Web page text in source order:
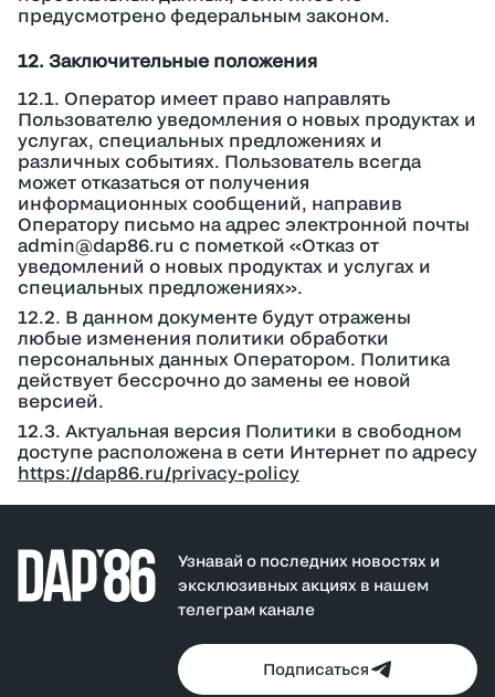
предусмотрено федеральным законом.
12. Заключительные положения
12.1. Оператор имеет право направлять
Пользователю уведомления о новых продуктах и
услугах, специальных предложениях и
различных событиях. Пользователь всегда
может отказаться от получения
информационных сообщений, направив
Оператору письмо на адрес электронной почты
admin@dap86.ru с пометкой «Отказ от
уведомлений о новых продуктах и услугах и
специальных предложениях».
12.2. В данном документе будут отражены
любые изменения политики обработки
персональных данных Оператором. Политика
действует бессрочно до замены ее новой
версией.
12.3. Актуальная версия Политики в свободном
доступе расположена в сети Интернет по адресу
https://dap86.ru/privacy-policy
Узнавай о последних новостях и
эксклюзивных акциях в нашем
телеграм канале
Подписаться